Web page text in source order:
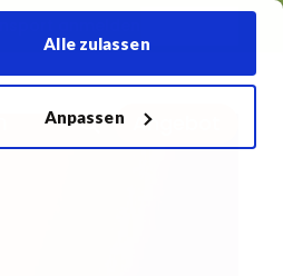
Alle zulassen
Anpassen Angebot